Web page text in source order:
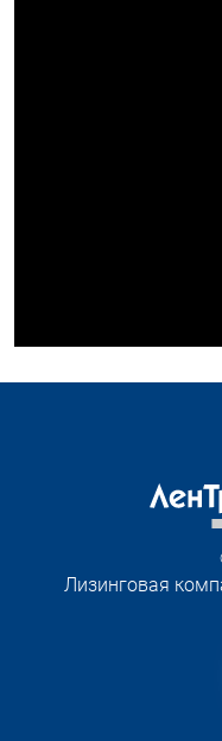
Лизинговая